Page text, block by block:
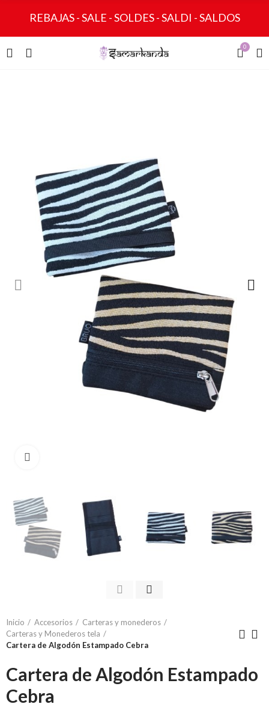
REBAJAS - SALE - SOLDES - SALDI - SALDOS
0
Inicio Accesorios
Carteras y monederos
Carteras y Monederos tela
Cartera de Algodón Estampado Cebra
Cartera de Algodón Estampado
Cebra